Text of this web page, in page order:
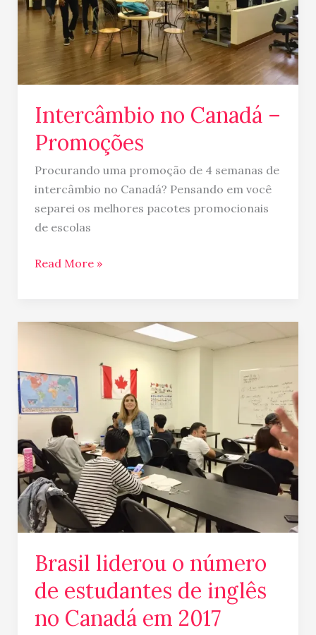
Intercâmbio no Canadá –
Promoções
Procurando uma promoção de 4 semanas de
intercâmbio no Canadá? Pensando em você
separei os melhores pacotes promocionais
de escolas
Read More »
Brasil liderou o número
de estudantes de inglês
no Canadá em 2017
Brasil
número
de
estudantes
de
inglês
no
Canadá
em